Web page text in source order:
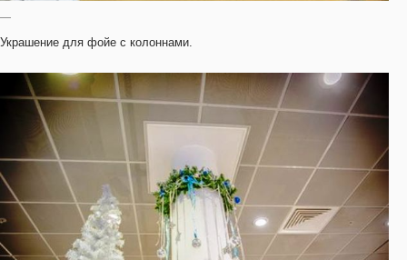
—
Украшение для фойе с колоннами.